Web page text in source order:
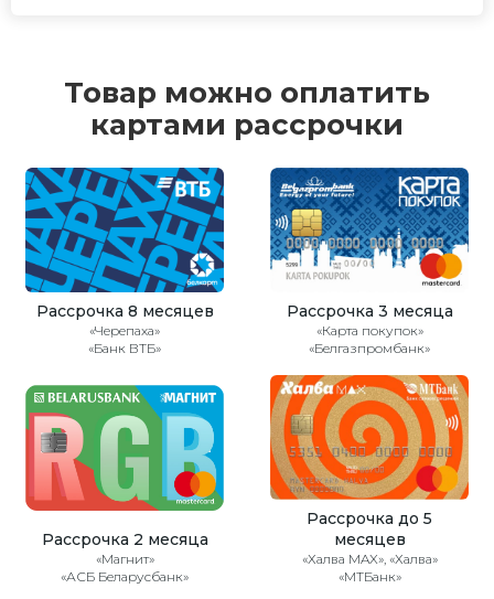
Товар можно оплатить
картами рассрочки
Рассрочка 8 месяцев
«Черепаха»
«Банк ВТБ»
Рассрочка 3 месяца
«Карта покупок»
«Белгазпромбанк»
Рассрочка 2 месяца
«Магнит»
«АСБ Беларусбанк»
Рассрочка до 5
месяцев
«Халва MAX», «Халва»
«МТБанк»